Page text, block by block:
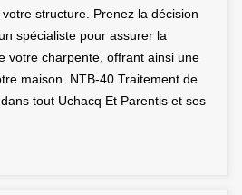
structure. Prenez la décision
spécialiste pour assurer la
votre charpente, offrant ainsi une
maison. NTB-40 Traitement de
tout Uchacq Et Parentis et ses